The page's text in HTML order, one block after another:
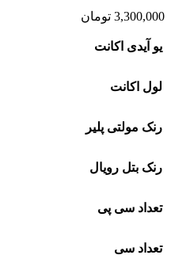
3,300,000 تومان
یو آیدی اکانت
لول اکانت
رنک مولتی پلیر
رنک بتل رویال
تعداد سی پی
تعداد سی